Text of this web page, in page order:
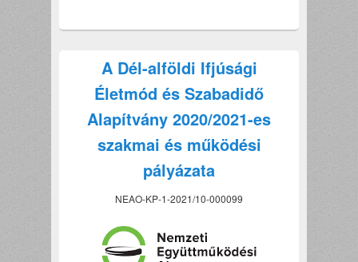
A Dél-alföldi Ifjúsági
Életmód és Szabadidő
Alapítvány 2020/2021-es
szakmai és működési
pályázata
NEAO-KP-1-2021/10-000099